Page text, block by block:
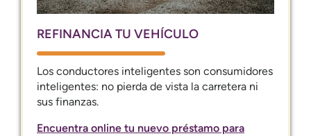
REFINANCIA TU VEHÍCULO
Los conductores inteligentes son consumidores
inteligentes: no pierda de vista la carretera ni
sus finanzas.
Encuentra online tu nuevo préstamo para